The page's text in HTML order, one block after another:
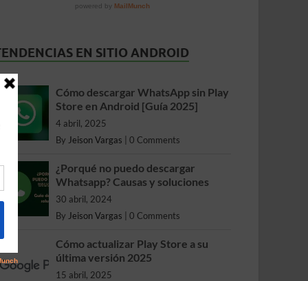
EN SITIO ANDROID
Cómo descargar WhatsApp sin Play
Store en Android [Guía 2025]
4 abril, 2025
By Jeison Vargas |0 Comments
¿Porqué no puedo descargar
Whatsapp? Causas y soluciones
30 abril, 2024
By Jeison Vargas |0 Comments
Cómo actualizar Play Store a su
última versión 2025
15 abril, 2025